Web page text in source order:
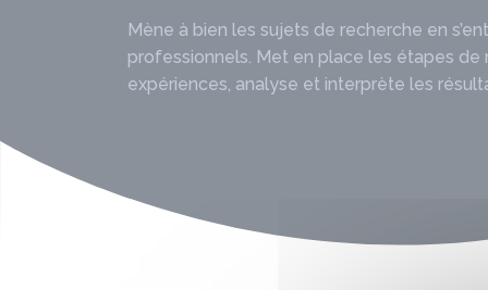
Mène à bien les sujets de recherche en
professionnels. Met en place les étapes de
expériences, analyse et interprète les